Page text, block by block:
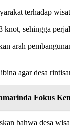
terhadap
sehingga
arah
agar desa
Fokus
bahwa desa